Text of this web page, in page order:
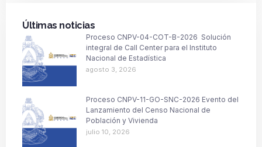
Últimas noticias
Proceso CNPV-04-COT-B-2026 Solución
integral de Call Center para el Instituto
Nacional de Estadística
agosto 3, 2026
Proceso CNPV-11-GO-SNC-2026 Evento del
Lanzamiento del Censo Nacional de
Población y Vivienda
julio 10, 2026